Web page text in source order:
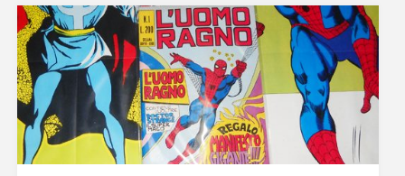
China/Cartoon
Club"